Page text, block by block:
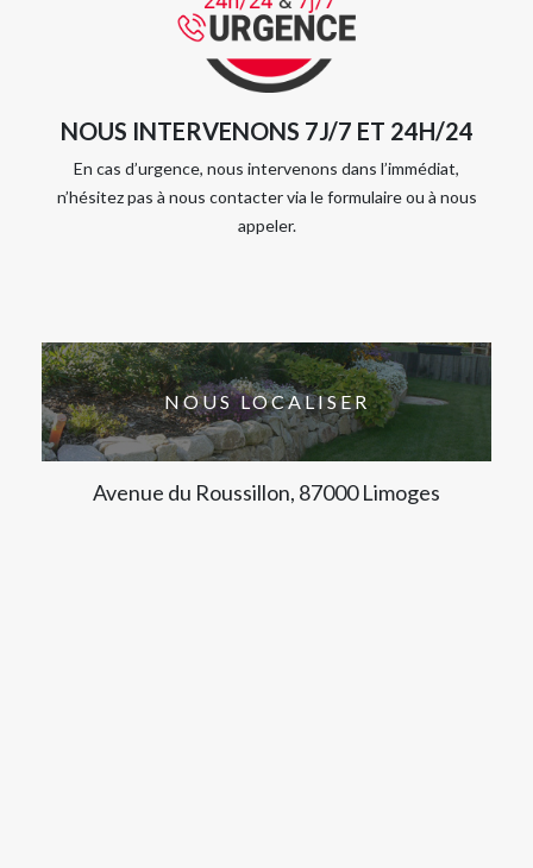
NOUS INTERVENONS 7J/7 ET 24H/24
En cas d’urgence, nous intervenons dans l’immédiat,
n’hésitez pas à nous contacter via le formulaire ou à nous
appeler.
NOUS LOCALISER
Avenue du Roussillon, 87000 Limoges